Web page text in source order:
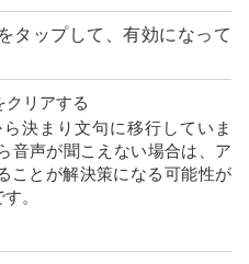
タップして、有効になって
クリアする
決まり文句に移行していま
音声が聞こえない場合は、ア
ことが解決策になる可能性が
。